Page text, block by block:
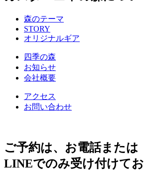
森のテーマ
STORY
オリジナルギア
四季の森
お知らせ
会社概要
アクセス
お問い合わせ
ご予約は、お電話または
LINEでのみ受け付けてお